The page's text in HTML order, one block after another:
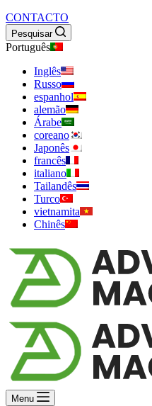
CONTACTO
Pesquisar
Português
Inglês
Russo
espanhol
alemão
Árabe
coreano
Japonês
francês
italiano
Tailandês
Turco
vietnamita
Chinês
Menu